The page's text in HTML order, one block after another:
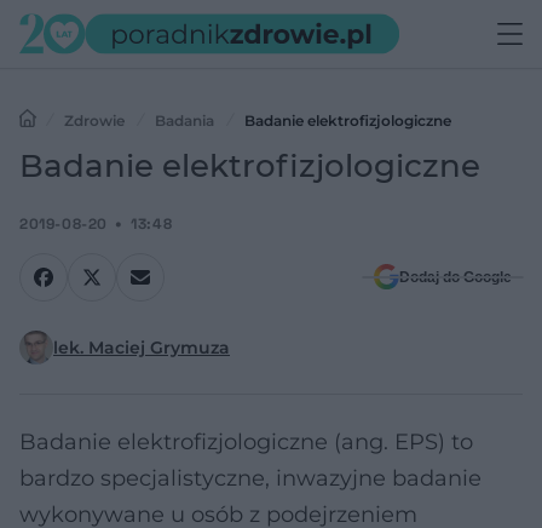
Zdrowie Badania Badanie elektrofizjologiczne
Badanie elektrofizjologiczne
2019-08-20 13:48
Dodaj do Google
lek. Maciej Grymuza
Badanie elektrofizjologiczne (ang. EPS) to
bardzo specjalistyczne, inwazyjne badanie
wykonywane u osób z podejrzeniem